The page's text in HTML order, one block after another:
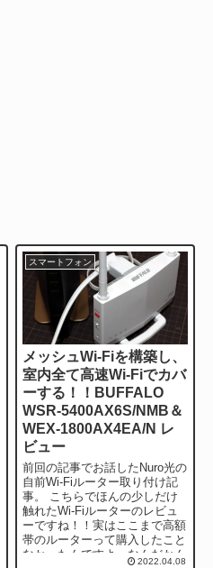
スマートフォン
メッシュWi-Fiを構築し、
室内全て高速Wi-Fiでカバ
ーする！！BUFFALO
WSR-5400AX6S/NMB＆
WEX-1800AX4EA/N レ
ビュー
前回の記事でお話したNuro光の
自前Wi-Fiルーター取り付け記
事。 こちらでほんの少しだけ
触れたWi-Fiルーターのレビュ
ーですね！！実はここまで高額
帯のルーターって購入したこと
なかったんですよ。なんだかん
2022.04.08